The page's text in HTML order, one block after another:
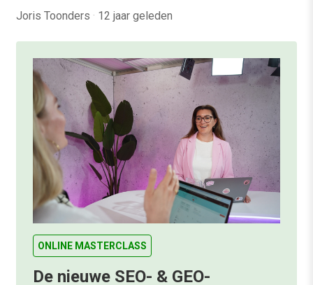
Joris Toonders · 12 jaar geleden
ONLINE MASTERCLASS
De nieuwe SEO- & GEO-